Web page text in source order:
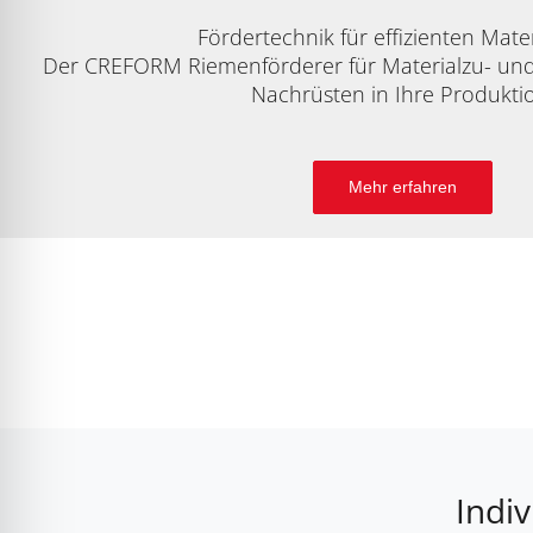
Fördertechnik für effizienten
Der CREFORM Riemenförderer für Materialzu-
Nachrüsten in Ihre
Mehr erfahren